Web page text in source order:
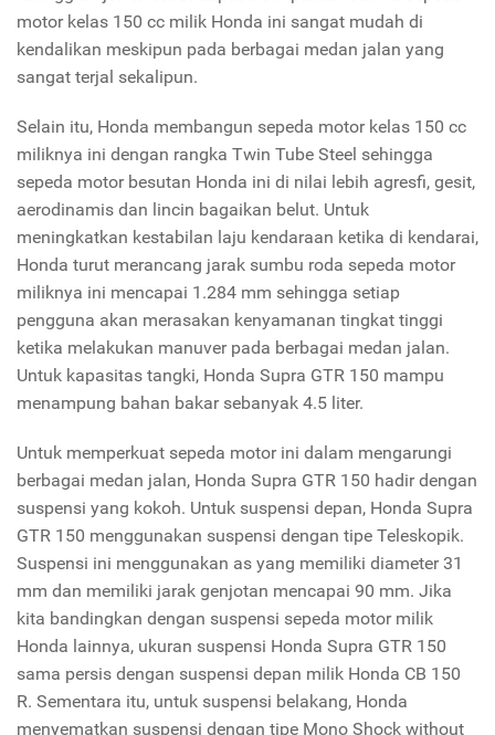
motor kelas 150 cc milik Honda ini sangat mudah di
kendalikan meskipun pada berbagai medan jalan yang
sangat terjal sekalipun.
Selain itu, Honda membangun sepeda motor kelas 150 cc
miliknya ini dengan rangka Twin Tube Steel sehingga
sepeda motor besutan Honda ini di nilai lebih agresfi, gesit,
aerodinamis dan lincin bagaikan belut. Untuk
meningkatkan kestabilan laju kendaraan ketika di kendarai,
Honda turut merancang jarak sumbu roda sepeda motor
miliknya ini mencapai 1.284 mm sehingga setiap
pengguna akan merasakan kenyamanan tingkat tinggi
ketika melakukan manuver pada berbagai medan jalan.
Untuk kapasitas tangki, Honda Supra GTR 150 mampu
menampung bahan bakar sebanyak 4.5 liter.
Untuk memperkuat sepeda motor ini dalam mengarungi
berbagai medan jalan, Honda Supra GTR 150 hadir dengan
suspensi yang kokoh. Untuk suspensi depan, Honda Supra
GTR 150 menggunakan suspensi dengan tipe Teleskopik.
Suspensi ini menggunakan as yang memiliki diameter 31
mm dan memiliki jarak genjotan mencapai 90 mm. Jika
kita bandingkan dengan suspensi sepeda motor milik
Honda lainnya, ukuran suspensi Honda Supra GTR 150
sama persis dengan suspensi depan milik Honda CB 150
R. Sementara itu, untuk suspensi belakang, Honda
menyematkan suspensi dengan tipe Mono Shock without